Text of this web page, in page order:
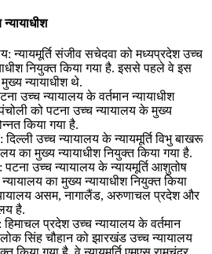
न्यायमूर्ति संजीव सचेदवा को मध्यप्रदेश उच्च
नियुक्त किया गया है. इससे पहले वे इस
न्यायाधीश थे.
उच्च न्यायालय के वर्तमान न्यायाधीश
पंचोली को पटना उच्च न्यायालय के मुख्य
किया गया है.
उच्च न्यायालय के न्यायमूर्ति विभु बाखरू
का मुख्य न्यायाधीश नियुक्त किया गया है.
पटना उच्च न्यायालय के न्यायमूर्ति आशुतोष
का मुख्य न्यायाधीश नियुक्त किया
असम, नागालैंड, अरुणाचल प्रदेश और
है.
प्रदेश उच्च न्यायालय के वर्तमान
सिंह चौहान को झारखंड उच्च न्यायालय